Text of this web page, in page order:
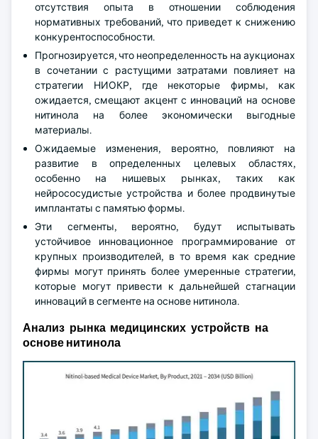
отсутствия опыта в отношении соблюдения
нормативных требований, что приведет к снижению
конкурентоспособности.
Прогнозируется, что неопределенность на аукционах
в сочетании с растущими затратами повлияет на
стратегии НИОКР, где некоторые фирмы, как
ожидается, смещают акцент с инноваций на основе
нитинола на более экономически выгодные
материалы.
Ожидаемые изменения, вероятно, повлияют на
развитие в определенных целевых областях,
особенно на нишевых рынках, таких как
нейрососудистые устройства и более продвинутые
имплантаты с памятью формы.
Эти сегменты, вероятно, будут испытывать
устойчивое инновационное программирование от
крупных производителей, в то время как средние
фирмы могут принять более умеренные стратегии,
которые могут привести к дальнейшей стагнации
инноваций в сегменте на основе нитинола.
Анализ рынка медицинских устройств на
основе нитинола